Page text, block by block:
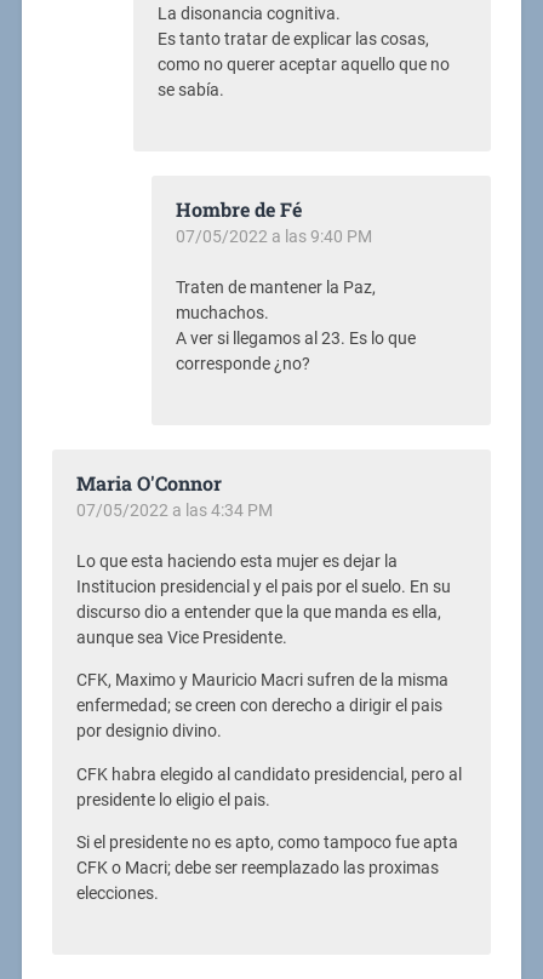
La disonancia cognitiva.
Es tanto tratar de explicar las cosas,
como no querer aceptar aquello que no
se sabía.
Hombre de Fé
07/05/2022 a las 9:40 PM
Traten de mantener la Paz,
muchachos.
A ver si llegamos al 23. Es lo que
corresponde ¿no?
Maria O'Connor
07/05/2022 a las 4:34 PM
Lo que esta haciendo esta mujer es dejar la
Institucion presidencial y el pais por el suelo. En su
discurso dio a entender que la que manda es ella,
aunque sea Vice Presidente.
CFK, Maximo y Mauricio Macri sufren de la misma
enfermedad; se creen con derecho a dirigir el pais
por designio divino.
CFK habra elegido al candidato presidencial, pero al
presidente lo eligio el pais.
Si el presidente no es apto, como tampoco fue apta
CFK o Macri; debe ser reemplazado las proximas
elecciones.